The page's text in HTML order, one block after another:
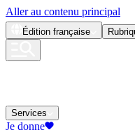
Aller au contenu principal
Édition française
Services
Je donne